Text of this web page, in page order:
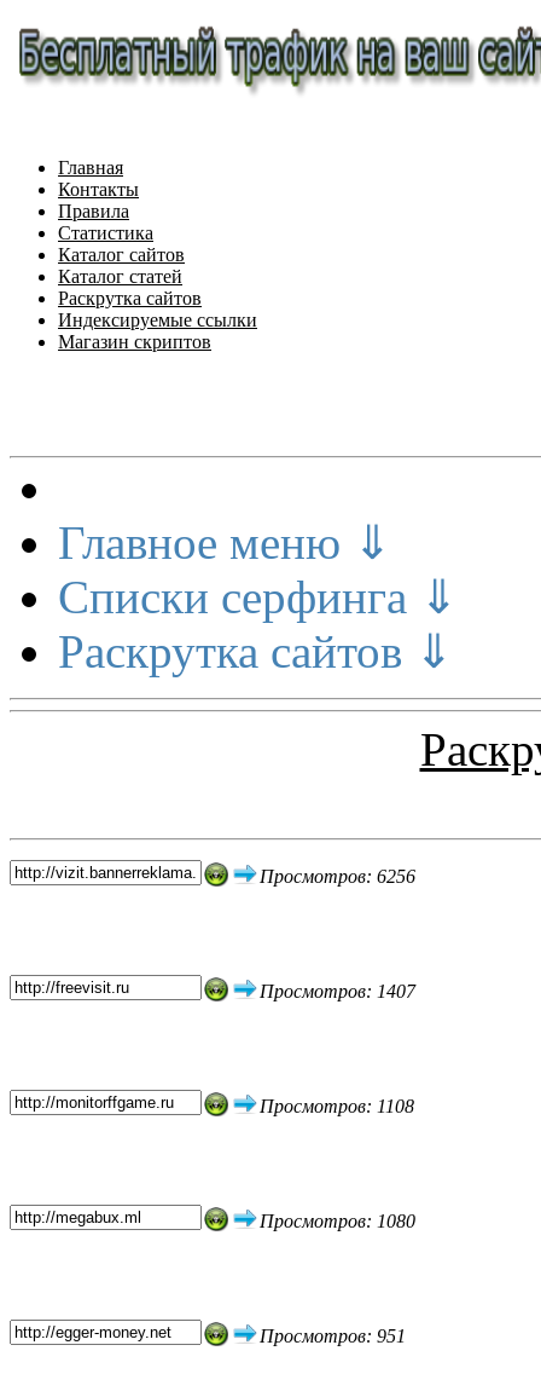
Главная
Контакты
Правила
Статистика
Каталог сайтов
Каталог статей
Раскрутка сайтов
Индексируемые ссылки
Магазин скриптов
Главное меню ⇓
Списки серфинга ⇓
Раскрутка сайтов ⇓
Просмотров: 6256
Просмотров: 1407
Просмотров: 1108
Просмотров: 1080
Просмотров: 951